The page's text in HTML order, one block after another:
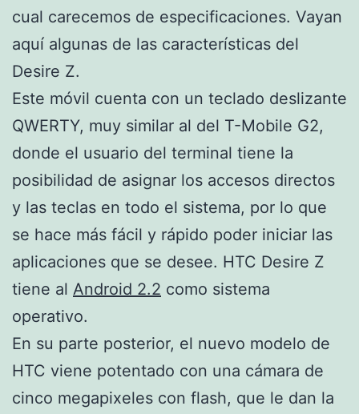
cual carecemos de especificaciones. Vayan
aquí algunas de las características del
Desire Z.
Este móvil cuenta con un teclado deslizante
QWERTY, muy similar al del T-Mobile G2,
donde el usuario del terminal tiene la
posibilidad de asignar los accesos directos
y las teclas en todo el sistema, por lo que
se hace más fácil y rápido poder iniciar las
aplicaciones que se desee. HTC Desire Z
tiene al Android 2.2 como sistema
operativo.
En su parte posterior, el nuevo modelo de
HTC viene potentado con una cámara de
cinco megapixeles con flash, que le dan la